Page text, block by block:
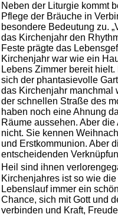
Neben der Liturgie kommt
Pflege der Bräuche in
besondere Bedeutung zu.
das Kirchenjahr den
Feste prägte das
Kirchenjahr war wie ein
Lebens Zimmer bereit
sich der phantasievolle
das Kirchenjahr manchmal
der schnellen Straße des
haben noch eine Ahnung
Räume aussehen. Aber
nicht. Sie kennen
und Erstkommunion. Aber
entscheidenden
Heil sind ihnen
Kirchenjahres ist so wie
Lebenslauf immer ein
Chance, sich mit Gott und
verbinden und Kraft,